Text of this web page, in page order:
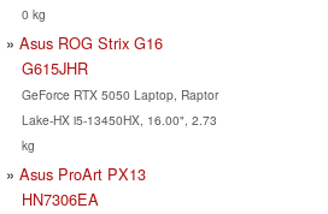
0 kg
Asus ROG Strix G16
G615JHR
GeForce RTX 5050 Laptop, Raptor
Lake-HX i5-13450HX, 16.00", 2.73
kg
Asus ProArt PX13
HN7306EA